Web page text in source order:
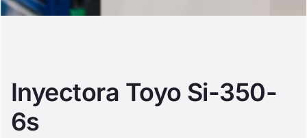
Inyectora Toyo Si-350-
6s